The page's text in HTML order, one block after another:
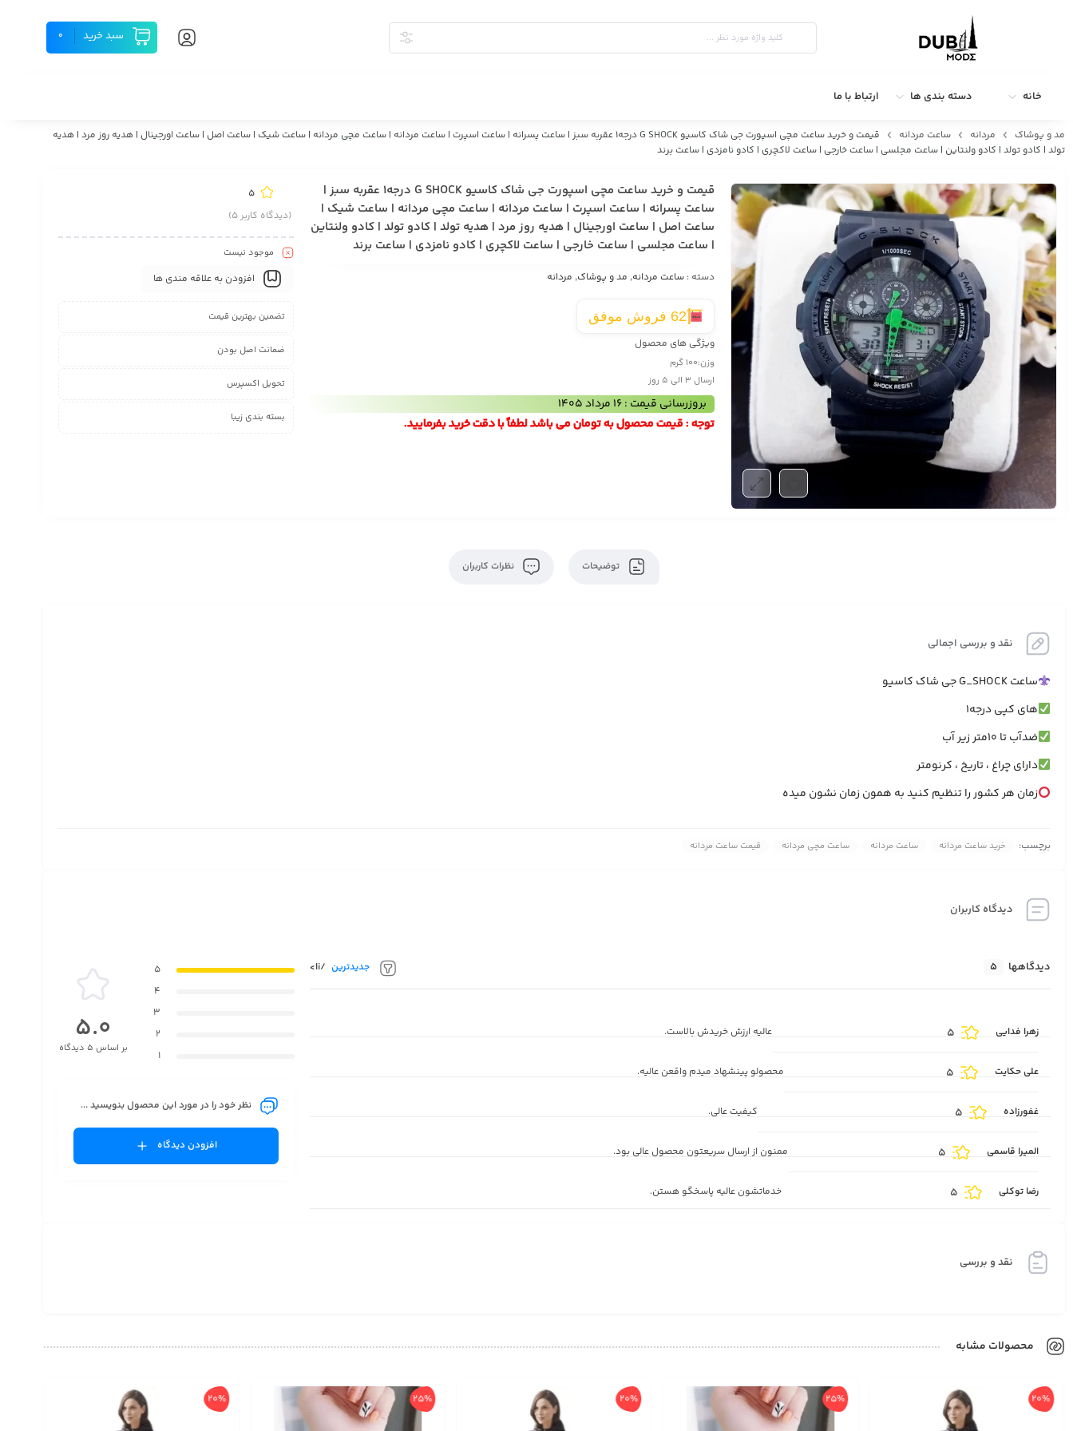
سبد خرید 0
خانه دسته بندی ها ارتباط با ما
مد و پوشاک مردانه ساعت مردانه
قیمت و خرید ساعت مچی اسپورت جی شاک کاسیو G SHOCK درجه1 عقربه سبز | ساعت پسرانه | ساعت اسپرت | ساعت مردانه | ساعت مچی مردانه | ساعت شیک | ساعت اصل | ساعت اورجینال | هدیه روز مرد | هدیه
تولد | کادو تولد | کادو ولنتاین | ساعت مجلسی | ساعت خارجی | ساعت لاکچری | کادو نامزدی | ساعت برند
قیمت و خرید ساعت مچی اسپورت جی شاک کاسیو G SHOCK درجه1 عقربه سبز |
ساعت پسرانه | ساعت اسپرت | ساعت مردانه | ساعت مچی مردانه | ساعت شیک |
ساعت اصل | ساعت اورجینال | هدیه روز مرد | هدیه تولد | کادو تولد | کادو ولنتاین
| ساعت مجلسی | ساعت خارجی | ساعت لاکچری | کادو نامزدی | ساعت برند
دسته :ساعت مردانه, مد و پوشاک, مردانه
62 فروش موفق
ویژگی های محصول
وزن:100 گرم
ارسال 3 الی 5 روز
بروزرسانی قیمت : 16 مرداد 1405
توجه : قیمت محصول به تومان می باشد لطفاً با دقت خرید بفرمایید.
5
(دیدگاه کاربر5
)
موجود نیست
افزودن به علاقه مندی ها
تضمین بهترین قیمت
ضمانت اصل بودن
تحویل اکسپرس
بسته بندی زیبا
توضیحات نظرات کاربران
نقد و بررسی اجمالی
ساعت G_SHOCK جی شاک کاسیو
های کپی درجه۱
ضدآب تا ۱۰متر زیر آب
دارای چراغ ، تاریخ ، کرنومتر
زمان هر کشور را تنظیم کنید به همون زمان نشون میده
برچسب: خرید ساعت مردانه ساعت مردانه ساعت مچی مردانه قیمت ساعت مردانه
دیدگاه کاربران
دیدگاهها 5 جدیدترین /li>
زهرا فدایی 5 عالیه ارزش خریدش بالاست.
علی حکایت 5 محصولو پینشهاد میدم واقعن عالیه.
غفورزاده 5 کیفیت عالی.
المیرا قاسمی 5 ممنون از ارسال سریعتون محصول عالی بود.
رضا توکلی 5 خدماتشون عالیه پاسخگو هستن.
5
4
3
2
1
5.0
بر اساس 5 دیدگاه
نظر خود را در مورد این محصول بنویسید ...
افزودن دیدگاه
نقد و بررسی
محصولات مشابه
20%
25%
20%
25%
20%